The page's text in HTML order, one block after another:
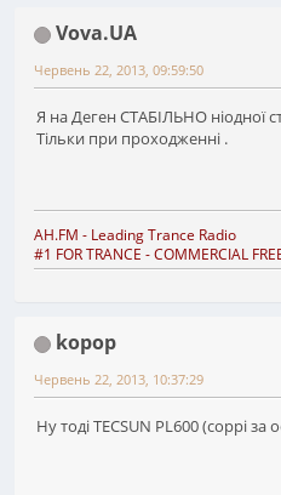
Vova.UA
Червень 22, 2013, 09:59:50
Я на Деген СТАБІЛЬНО ніодної
Тільки при проходженні .
AH.FM - Leading Trance Radio
#1 FOR TRANCE - COMMERCIAL
kopop
Червень 22, 2013, 10:37:29
Ну тоді TECSUN PL600 (соррі за